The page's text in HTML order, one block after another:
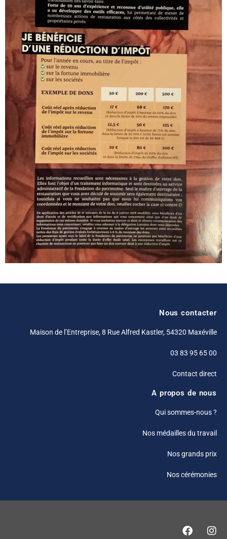
Nous contacter
Maison de l’Entreprise, 8 Rue Alfred Kastler, 54320 Maxéville
03 83 95 65 00
Contact direct
A propos de nous
Qui sommes-nous ?
Nos médailles du travail
Nos grands prix
Nos cérémonies